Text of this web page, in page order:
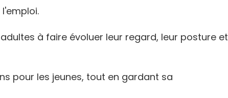
l'emploi.
à faire évoluer leur regard, leur posture et
pour les jeunes, tout en gardant sa